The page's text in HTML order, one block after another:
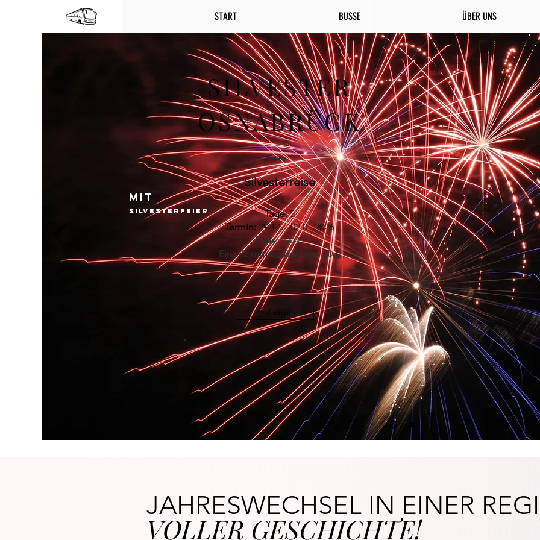
START BUSSE ÜBER UNS
SILVESTER
OSNABRÜCK
Silvesterreise
Tage:5
Termin: 29.12. - 02.01.2026
Preis:990 €
Einzelzimmerzuschlag:160 €
Anfragen
MIT
SILVESTERFEIER
JAHRESWECHSEL IN EINER
VOLLER GESCHICHTE!